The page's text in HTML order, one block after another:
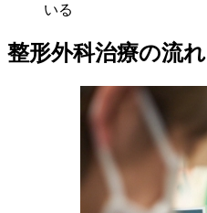
いる
整形外科治療の流れ